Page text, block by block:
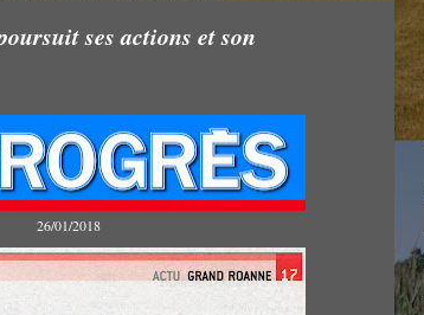
ses actions et son
26/01/2018